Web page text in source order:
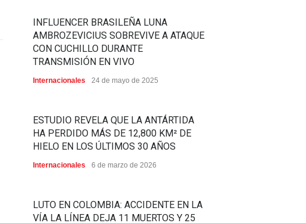
INFLUENCER BRASILEÑA LUNA
AMBROZEVICIUS SOBREVIVE A ATAQUE
CON CUCHILLO DURANTE
TRANSMISIÓN EN VIVO
Internacionales 24 de mayo de 2025
ESTUDIO REVELA QUE LA ANTÁRTIDA
HA PERDIDO MÁS DE 12,800 KM² DE
HIELO EN LOS ÚLTIMOS 30 AÑOS
Internacionales 6 de marzo de 2026
LUTO EN COLOMBIA: ACCIDENTE EN LA
VÍA LA LÍNEA DEJA 11 MUERTOS Y 25